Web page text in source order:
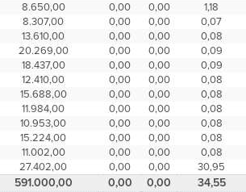
8.650,00 0,00 0,00
1,18
8.307,00 0,00 0,00
0,07
13.610,00 0,00 0,00
0,08
20.269,00 0,00 0,00
0,09
18.437,00 0,00 0,00
0,09
12.410,00 0,00 0,00
0,08
15.688,00 0,00 0,00
0,08
11.984,00 0,00 0,00
0,08
10.953,00 0,00 0,00
0,08
15.224,00 0,00 0,00
0,08
11.002,00 0,00 0,00
0,08
27.402,00 0,00 0,00 30,95
591.000,00 0,00 0,00 34,55